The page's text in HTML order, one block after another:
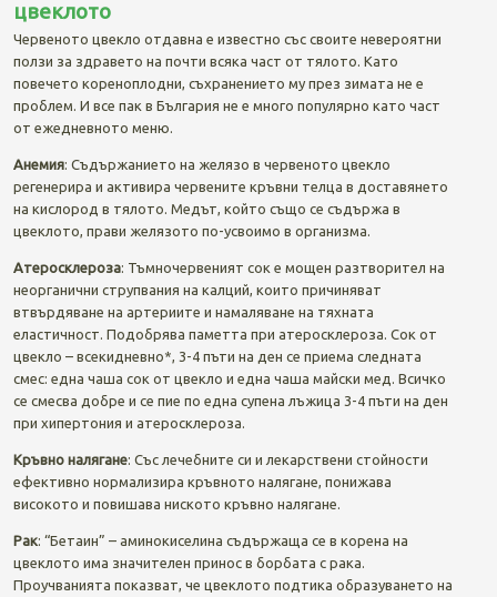
цвеклото
Червеното цвекло отдавна е известно със своите невероятни
ползи за здравето на почти всяка част от тялото. Като
повечето кореноплодни, съхранението му през зимата не е
проблем. И все пак в България не е много популярно като част
от ежедневното меню.
Анемия: Съдържанието на желязо в червеното цвекло
регенерира и активира червените кръвни телца в доставянето
на кислород в тялото. Медът, който също се съдържа в
цвеклото, прави желязото по-усвоимо в организма.
Атеросклероза: Тъмночервеният сок е мощен разтворител на
неорганични струпвания на калций, които причиняват
втвърдяване на артериите и намаляване на тяхната
еластичност. Подобрява паметта при атеросклероза. Сок от
цвекло – всекидневно*, 3-4 пъти на ден се приема следната
смес: една чаша сок от цвекло и една чаша майски мед. Всичко
се смесва добре и се пие по една супена лъжица 3-4 пъти на ден
при хипертония и атеросклероза.
Кръвно налягане: Със лечебните си и лекарствени стойности
ефективно нормализира кръвното налягане, понижава
високото и повишава ниското кръвно налягане.
Рак: “Бетаин” – аминокиселина съдържаща се в корена на
цвеклото има значителен принос в борбата с рака.
Проучванията показват, че цвеклото подтика образуването на